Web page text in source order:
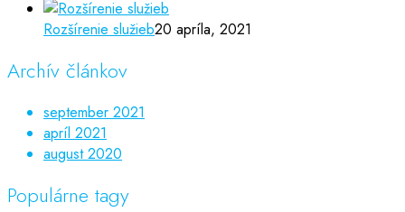
Rozšírenie služieb20 apríla, 2021
Archív článkov
september 2021
apríl 2021
august 2020
Populárne tagy